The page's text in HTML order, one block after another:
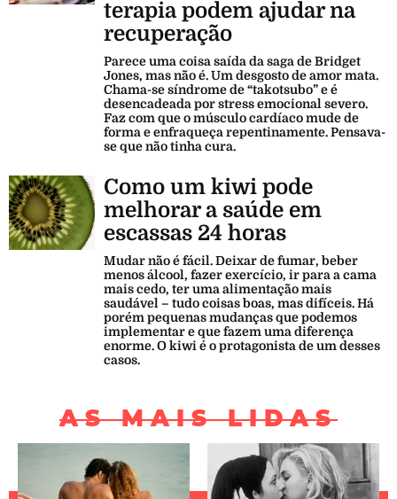
terapia podem ajudar na
recuperação
Parece uma coisa saída da saga de Bridget
Jones, mas não é. Um desgosto de amor mata.
Chama-se síndrome de “takotsubo” e é
desencadeada por stress emocional severo.
Faz com que o músculo cardíaco mude de
forma e enfraqueça repentinamente. Pensava-
se que não tinha cura.
Como um kiwi pode
melhorar a saúde em
escassas 24 horas
Mudar não é fácil. Deixar de fumar, beber
menos álcool, fazer exercício, ir para a cama
mais cedo, ter uma alimentação mais
saudável – tudo coisas boas, mas difíceis. Há
porém pequenas mudanças que podemos
implementar e que fazem uma diferença
enorme. O kiwi é o protagonista de um desses
casos.
AS MAIS LIDAS